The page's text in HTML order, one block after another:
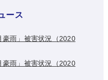
ース
雨」被害状況（2020
雨」被害状況（2020